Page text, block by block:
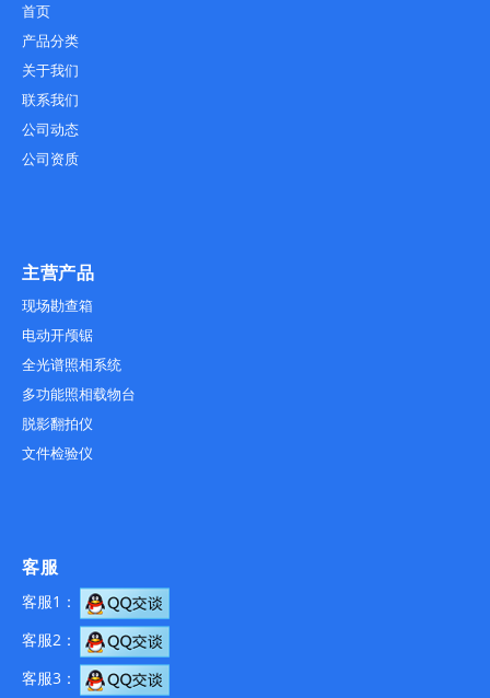
首页
产品分类
关于我们
联系我们
公司动态
公司资质
主营产品
现场勘查箱
电动开颅锯
全光谱照相系统
多功能照相载物台
脱影翻拍仪
文件检验仪
客服
客服1：
客服2：
客服3：